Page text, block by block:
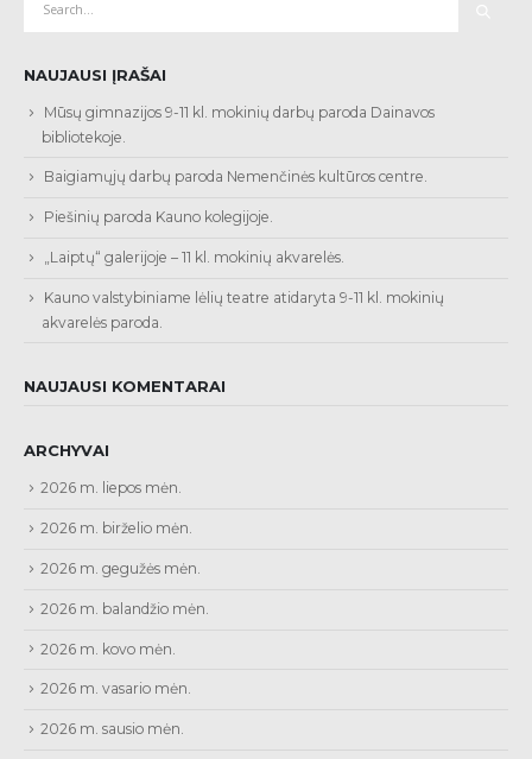
NAUJAUSI ĮRAŠAI
Mūsų gimnazijos 9-11 kl. mokinių darbų paroda Dainavos
bibliotekoje.
Baigiamųjų darbų paroda Nemenčinės kultūros centre.
Piešinių paroda Kauno kolegijoje.
„Laiptų“ galerijoje – 11 kl. mokinių akvarelės.
Kauno valstybiniame lėlių teatre atidaryta 9-11 kl. mokinių
akvarelės paroda.
NAUJAUSI KOMENTARAI
ARCHYVAI
2026 m. liepos mėn.
2026 m. birželio mėn.
2026 m. gegužės mėn.
2026 m. balandžio mėn.
2026 m. kovo mėn.
2026 m. vasario mėn.
2026 m. sausio mėn.